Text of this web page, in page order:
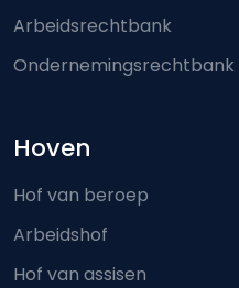
Arbeidsrechtbank
Ondernemingsrechtbank
Hoven
Hof van beroep
Arbeidshof
Hof van assisen